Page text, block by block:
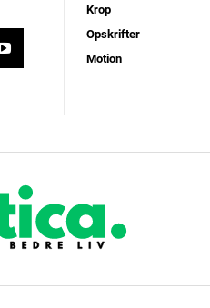
Krop
Opskrifter
Motion